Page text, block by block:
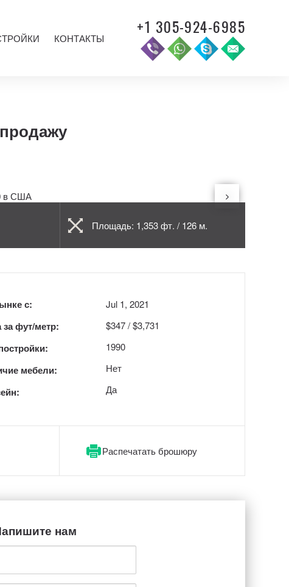
КОНТАКТЫ
+1 305-924-6985
Площадь: 1,353 фт. / 126 м.
с:
за фут/метр:
мебели:
Jul 1, 2021
$347 / $3,731
1990
Нет
Да
Распечатать брошюру
нам